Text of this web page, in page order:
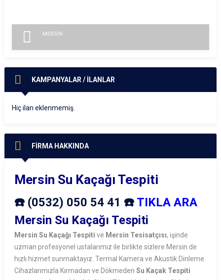
MERSİN
KAMPANYALAR / İLANLAR
Hiç ilan eklenmemiş.
FİRMA HAKKINDA
Mersin Su Kaçağı Tespiti
☎️ (0532) 050 54 41 ☎️ TIKLA ARA
Mersin Su Kaçağı Tespiti
Mersin Su Kaçağı Tespiti ve Mersin Tesisatçısı, işinde
uzman profesyonel ustalarımız ile birlikte sizlere Mersin de
hızlı hizmet sunmaktayız. Termal Kamera ve Akustik Dinleme
Cihazlarımızla Kırmadan ve Dökmeden Su Kaçak Tespiti